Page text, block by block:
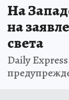
На
на
света
Daily